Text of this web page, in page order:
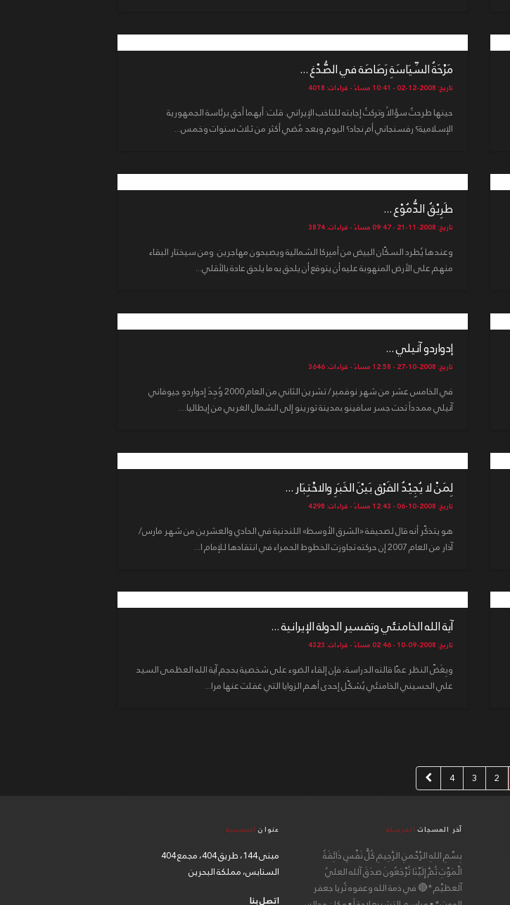
مَزْحَةُ السِّيَاسَةِ رَصَاصَة في الصُّدْغ ...
تاريخ: 2008-12-02 - 10:41 مساءً - قراءات: 4018
حينها طرحتُ سؤالاً وتركتُ إجابته للناخب الإيراني. قلت: أيهما أحق برئاسة الجمهورية
الإسلامية؟ رفسنجاني أم نجاد؟ اليوم وبعد مُضي أكثر من ثلاث سنوات وخمس...
طَرِيْقُ الدُّمُوْع ...
تاريخ: 2008-11-21 - 09:47 مساءً - قراءات: 3874
وعندها يُطرد السكّان البيض من أميركا الشمالية ويصبحون مهاجرين. ومن سيختار البقاء
منهم على الأرض المنهوبة عليه أن يتوقع أن يلحق به ما يلحق عادة بالأقلي...
إدواردو آنيلي ...
تاريخ: 2008-10-27 - 12:58 مساءً - قراءات: 3646
في الخامس عشر من شهر نوفمبر/ تشرين الثاني من العام 2000 وُجِدَ إدواردو جيوفاني
آنيلي ممدداً تحت جسر سافينو بمدينة تورينو إلى الشمال الغربي من إيطاليا....
لِمَنْ لا يُجِيْدُ الفَرْق بَيْنَ الخَبَرِ والاخْتِبَار ...
تاريخ: 2008-10-06 - 12:43 مساءً - قراءات: 4298
هو يتذكّر أنه قال لصحيفة «الشرق الأوسط» اللندنية في الحادي والعشرين من شهر مارس/
آذار من العام 2007 إن حركته تجاوزت الخطوط الحمراء في انتقادها للإمام ا...
آية الله الخامنئي وتفسير الدولة الإيرانية ...
تاريخ: 2008-09-10 - 02:46 مساءً - قراءات: 4323
وبِغَضّ النظر عمّا قالته الدراسة، فإن إلقاء الضوء على شخصية بحجم آية الله العظمى السيد
علي الحسيني الخامنئي يُشكّل إحدى أهم الزوايا التي غفلت عنها مرا...
2
3
4
آخر المسجات المرسلة
بِسْمِ اللهِ الرَّحْمنِ الرَّحِيمِ كُلُّ نَفْسٍ ذَائِقَةُ
الْمَوْتِ ثُمَّ إِلَيْنَا تُرْجَعُونَ صدَقَ آلله العليٌ
آلعظيْم *🔴 في ذمة الله وعفوه ثُريا جعفر
عنوان الحسينية
مبنى 144، طريق 404، مجمع 404
السنابس، مملكة البحرين
اتصل بنا